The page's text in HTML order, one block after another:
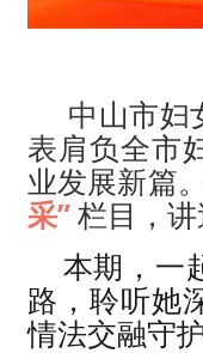
中山市妇
表肩负全市
业发展新篇
采”栏目，
本期，一
路，聆听她
情法交融守